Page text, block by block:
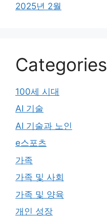
2025년 2월
Categories
100세 시대
AI 기술
AI 기술과 노인
e스포츠
가족
가족 및 사회
가족 및 양육
개인 성장